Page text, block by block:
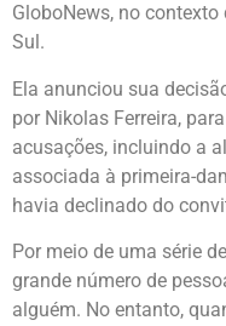
GloboNews, no
Sul.
Ela anunciou sua
por Nikolas Ferreira,
acusações, incluindo a
associada à primeira-
havia declinado do
Por meio de uma série
grande número de
alguém. No entanto,